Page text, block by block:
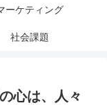
ーケティング
社会課題
心は、人々